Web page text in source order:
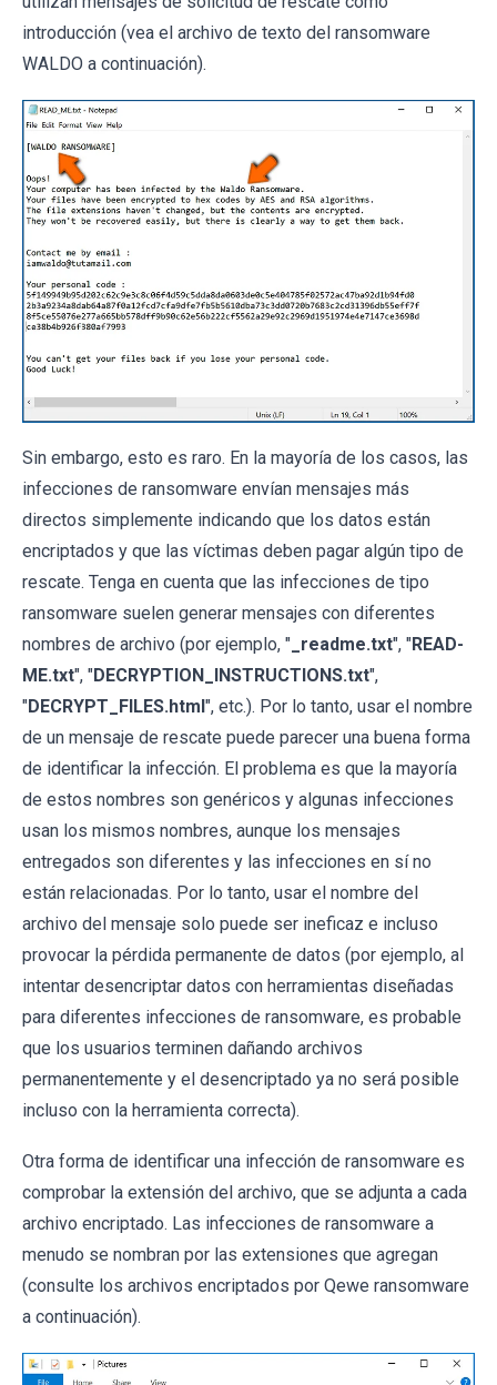
introducción (vea el archivo de texto del ransomware
WALDO a continuación).
Sin embargo, esto es raro. En la mayoría de los casos, las
infecciones de ransomware envían mensajes más
directos simplemente indicando que los datos están
encriptados y que las víctimas deben pagar algún tipo de
rescate. Tenga en cuenta que las infecciones de tipo
ransomware suelen generar mensajes con diferentes
nombres de archivo (por ejemplo, " _readme.txt", "READ-
ME.txt", "DECRYPTION_INSTRUCTIONS.txt",
"DECRYPT_FILES.html", etc.). Por lo tanto, usar el nombre
de un mensaje de rescate puede parecer una buena forma
de identificar la infección. El problema es que la mayoría
de estos nombres son genéricos y algunas infecciones
usan los mismos nombres, aunque los mensajes
entregados son diferentes y las infecciones en sí no
están relacionadas. Por lo tanto, usar el nombre del
archivo del mensaje solo puede ser ineficaz e incluso
provocar la pérdida permanente de datos (por ejemplo, al
intentar desencriptar datos con herramientas diseñadas
para diferentes infecciones de ransomware, es probable
que los usuarios terminen dañando archivos
permanentemente y el desencriptado ya no será posible
incluso con la herramienta correcta).
Otra forma de identificar una infección de ransomware es
comprobar la extensión del archivo, que se adjunta a cada
archivo encriptado. Las infecciones de ransomware a
menudo se nombran por las extensiones que agregan
(consulte los archivos encriptados por Qewe ransomware
a continuación).